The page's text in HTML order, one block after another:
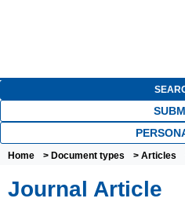
Home > Document types > Articles
Journal Article